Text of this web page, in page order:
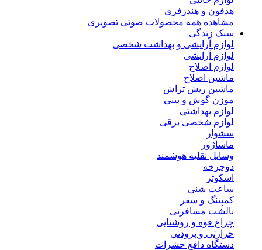
هدفون و هندزفری
مشاهده همه محصولات صوتی تصویری
سبک زندگی
لوازم آرایشی و بهداشت شخصی
لوازم آرایشی
لوازم اصلاح
ماشین اصلاح
ماشین ریش تراش
موزن گوش و بینی
لوازم بهداشتی
لوازم شخصی برقی
سشوار
ماساژور
وسایل نقلیه هوشمند
دوچرخه
اسکوتر
ساعت شنی
کمپینگ و سفر
بالشت مسافرتی
چراغ قوه و روشنایی
حرارتی و برودتی
دستگاه دافع حشرات